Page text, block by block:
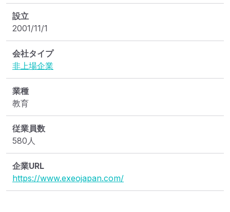
設立
2001/11/1
会社タイプ
非上場企業
業種
教育
従業員数
580人
企業URL
https://www.exeojapan.com/